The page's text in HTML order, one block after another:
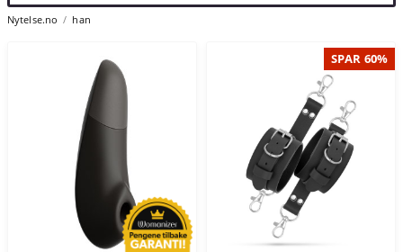
Nytelse.no han
SPAR 60%